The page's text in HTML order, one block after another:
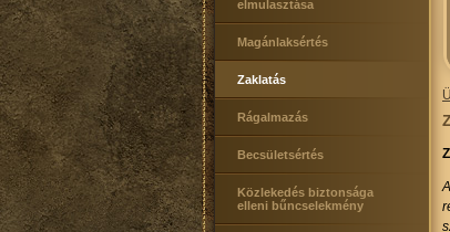
elmulasztása
Magánlaksértés
Zaklatás
Rágalmazás
Becsületsértés
Közlekedés biztonsága
elleni bűncselekmény